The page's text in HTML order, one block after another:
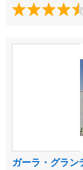
ガーラ・グラン